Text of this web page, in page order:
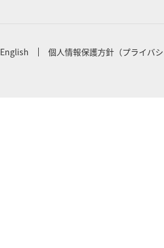
English 個人情報保護方針（プライバシ